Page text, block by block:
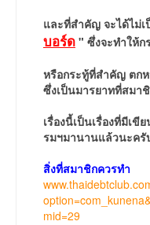
และที่สำคัญ จะได้ไม่
บอร์ด " ซึ่งจะทำให้ก
หรือกระทู้ที่สำคัญ ตกห
ซึ่งเป็นมารยาทที่สมา
เรื่องนี้เป็นเรื่องที่มีเ
รมฯมานานแล้วนะครั
สิ่งที่สมาชิกควรทำ
mid=29